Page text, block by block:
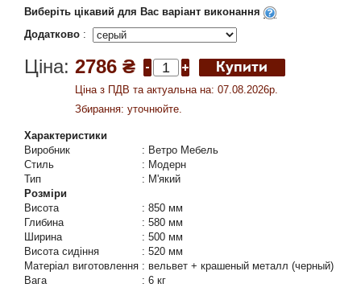
Виберіть цікавий для Вас варіант виконання
Додатково :
Ціна: 2786 ₴
Ціна з ПДВ та актуальна на: 07.08.2026р.
Збирання: уточнюйте.
Характеристики
Виробник
: Ветро Мебель
Стиль
: Модерн
Тип
: М'який
Розміри
Висота
: 850 мм
Глибина
: 580 мм
Ширина
: 500 мм
Висота сидіння
: 520 мм
Матеріал виготовлення : вельвет + крашеный металл (черный)
Вага
: 6 кг